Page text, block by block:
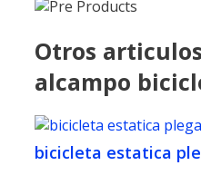
Otros
alcampo
bicicleta estatica